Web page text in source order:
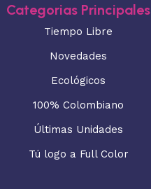
Categorias Principales
Tiempo Libre
Novedades
Ecológicos
100% Colombiano
Últimas Unidades
Tú logo a Full Color